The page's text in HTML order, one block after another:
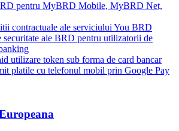
pentru MyBRD Mobile, MyBRD Net,
contractuale ale serviciului You BRD
securitate ale BRD pentru utilizatorii de
utilizare token sub forma de card bancar
platile cu telefonul mobil prin Google Pay